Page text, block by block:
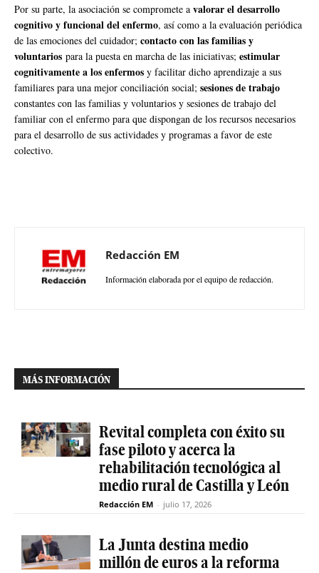
Por su parte, la asociación se compromete a valorar el desarrollo
cognitivo y funcional del enfermo, así como a la evaluación periódica
de las emociones del cuidador; contacto con las familias y
voluntarios para la puesta en marcha de las iniciativas; estimular
cognitivamente a los enfermos y facilitar dicho aprendizaje a sus
familiares para una mejor conciliación social; sesiones de trabajo
constantes con las familias y voluntarios y sesiones de trabajo del
familiar con el enfermo para que dispongan de los recursos necesarios
para el desarrollo de sus actividades y programas a favor de este
colectivo.
Redacción EM
Información elaborada por el equipo de redacción.
MÁS INFORMACIÓN
Revital completa con éxito su
fase piloto y acerca la
rehabilitación tecnológica al
medio rural de Castilla y León
Redacción EM - julio 17, 2026
La Junta destina medio
millón de euros a la reforma